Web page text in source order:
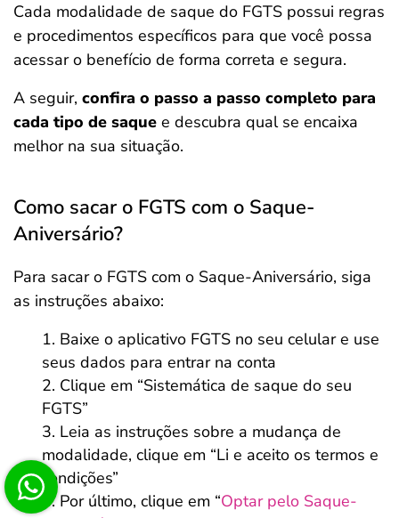
Cada modalidade de saque do FGTS possui regras
e procedimentos específicos para que você possa
acessar o benefício de forma correta e segura.
A seguir, confira o passo a passo completo para
cada tipo de saque e descubra qual se encaixa
melhor na sua situação.
Como sacar o FGTS com o Saque-
Aniversário?
Para sacar o FGTS com o Saque-Aniversário, siga
as instruções abaixo:
Baixe o aplicativo FGTS no seu celular e use
seus dados para entrar na conta
Clique em “Sistemática de saque do seu
FGTS”
Leia as instruções sobre a mudança de
modalidade, clique em “Li e aceito os termos e
condições”
Por último, clique em “Optar pelo Saque-